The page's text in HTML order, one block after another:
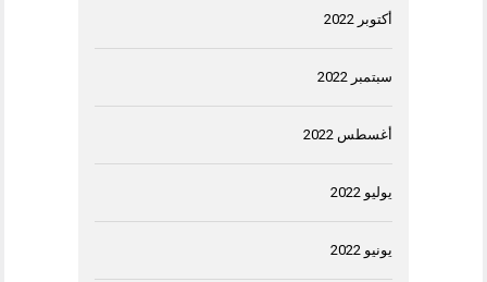
أكتوبر 2022
سبتمبر 2022
أغسطس 2022
يوليو 2022
يونيو 2022